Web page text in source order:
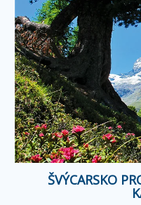
ŠVÝCARSKO